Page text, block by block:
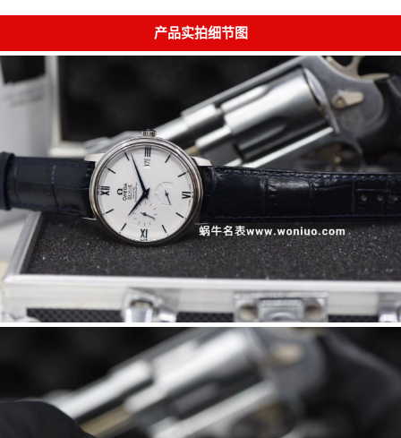
产品实拍细节图